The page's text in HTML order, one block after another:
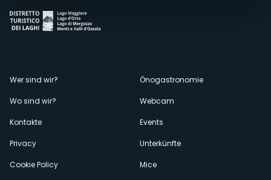
Menù
secondario
Wer sind wir?
Wo sind wir?
Kontakte
Privacy
Cookie Policy
Önogastronomie
Webcam
Events
Unterkünfte
Mice